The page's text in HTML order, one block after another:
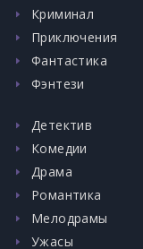
Криминал
Приключения
Фантастика
Фэнтези
Детектив
Комедии
Драма
Романтика
Мелодрамы
Ужасы